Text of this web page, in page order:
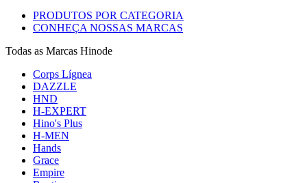
PRODUTOS POR CATEGORIA
CONHEÇA NOSSAS MARCAS
Todas as Marcas Hinode
Corps Lígnea
DAZZLE
HND
H-EXPERT
Hino's Plus
H-MEN
Hands
Grace
Empire